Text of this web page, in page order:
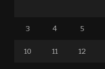
3 4 5
10 11 12